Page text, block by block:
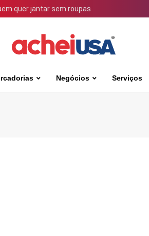
quer jantar sem roupas
Negócios Serviços